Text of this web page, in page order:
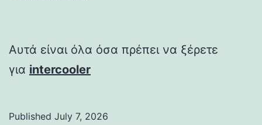
Αυτά είναι όλα όσα πρέπει να ξέρετε
για intercooler
Published July 7, 2026